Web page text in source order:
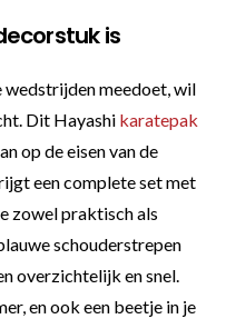
is
meedoet, wil
Dit Hayashi karatepak
op de eisen van de
een complete set met
zowel praktisch als
schouderstrepen
overzichtelijk en snel.
en ook een beetje in je